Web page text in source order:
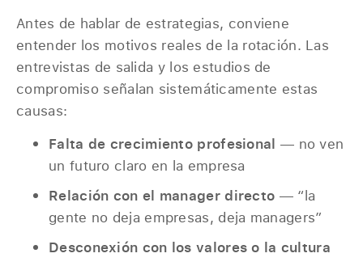
Antes de hablar de estrategias, conviene
entender los motivos reales de la rotación. Las
entrevistas de salida y los estudios de
compromiso señalan sistemáticamente estas
causas:
Falta de crecimiento profesional — no ven
un futuro claro en la empresa
Relación con el manager directo — “la
gente no deja empresas, deja managers”
Desconexión con los valores o la cultura